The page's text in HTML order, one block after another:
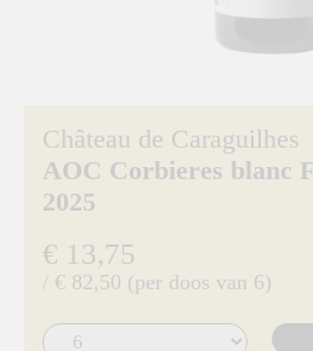
Château de Caraguilhes
AOC Corbieres blanc
2025
€ 13,75
/ € 82,50 (per doos van 6)